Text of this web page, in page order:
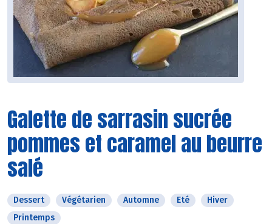
Galette de sarrasin sucrée
pommes et caramel au beurre
salé
Dessert Végétarien Automne Eté
Hiver
Printemps